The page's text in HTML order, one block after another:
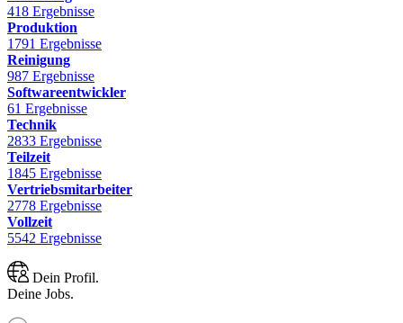
418 Ergebnisse
Produktion
1791 Ergebnisse
Reinigung
987 Ergebnisse
Softwareentwickler
61 Ergebnisse
Technik
2833 Ergebnisse
Teilzeit
1845 Ergebnisse
Vertriebsmitarbeiter
2778 Ergebnisse
Vollzeit
5542 Ergebnisse
Dein Profil.
Deine Jobs.